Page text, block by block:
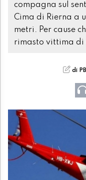
compagna sul
Cima di Rierna a
metri. Per cause
rimasto vittima di
di PB